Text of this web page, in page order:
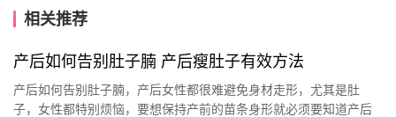
相关推荐
产后如何告别肚子腩 产后瘦肚子有效方法
产后如何告别肚子腩，产后女性都很难避免身材走形，尤其是肚
子，女性都特别烦恼，要想保持产前的苗条身形就必须要知道产后